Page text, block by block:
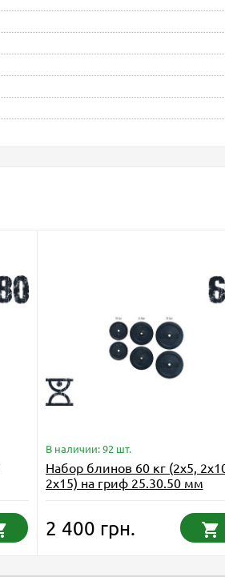
В наличии: 92 шт.
Набор блинов 60 кг (2x5,
2x15) на гриф 25.30.50 мм
2 400 грн.